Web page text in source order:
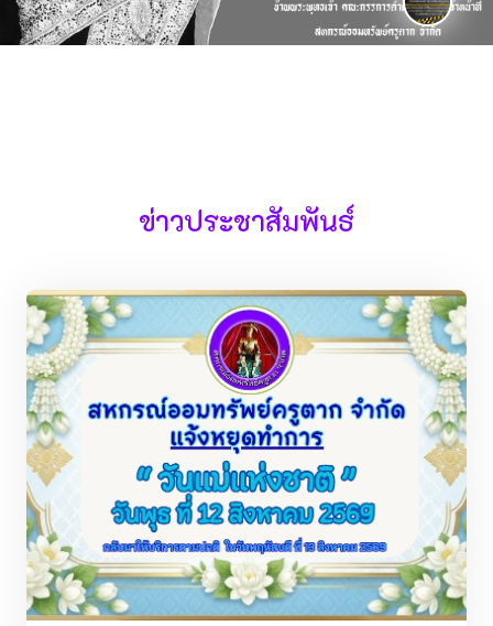
ข่าวประชาสัมพันธ์